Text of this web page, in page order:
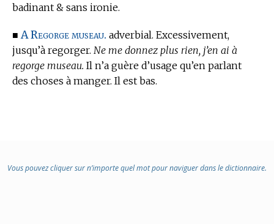
badinant & sans ironie.
■ A Regorge museau. adverbial. Excessivement,
jusqu’à regorger. Ne me donnez plus rien, j’en ai à
regorge museau. Il n’a guère d’usage qu’en parlant
des choses à manger. Il est bas.
Vous pouvez cliquer sur n’importe quel mot pour naviguer dans le dictionnaire.